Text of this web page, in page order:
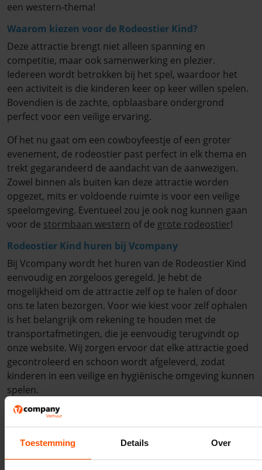
Toestemming Details Over
een western-thema!
Waarom kiezen voor de Rodeostier Kind?
Deze attractie brengt niet alleen spanning en
competitie, maar ook samenwerking en plezier.
Iedereen wordt betrokken bij het spel, waardoor het
een activiteit is die kinderen keer op keer willen spelen.
Bovendien is de zachte, opblaasbare ondergrond
perfect voor een veilige ervaring.
Of het nu gaat om een cowboyfeestje of een groter
evenement, de rodeostier past perfect in elk thema en
trekt gegarandeerd de aandacht van de aanwezigen.
Zowel binnen als buiten kan deze attractie worden
opgezet, mits er voldoende ruimte is voor een veilige
speelomgeving. Eventueel zou je ook nog kunnen gaan
voor de stormbaan western of de grote rodeostier!
Rodeostier Kind huren bij Vcompany
Bij Vcompany wordt het huren van de Rodeostier Kind
eenvoudig en zorgeloos geregeld. Je hebt de
mogelijkheid om de attractie zelf op te halen of door
ons te laten bezorgen. Voor wie kiest voor zelf ophalen
is het belangrijk om rekening te houden met de
transportafmetingen, die je eenvoudig terugvindt op
onze website. Wij zorgen ervoor dat elke attractie goed
gecontroleerd en schoon wordt afgeleverd, zodat
kinderen in een veilige en hygiënische omgeving kunnen
spelen.
Vcompany: de specialist in attractieverhuur
Met jarenlange ervaring in de verhuurbranche weet
Vcompany als geen ander hoe belangrijk
betrouwbaarheid en kwaliteit zijn. Wij bieden een breed